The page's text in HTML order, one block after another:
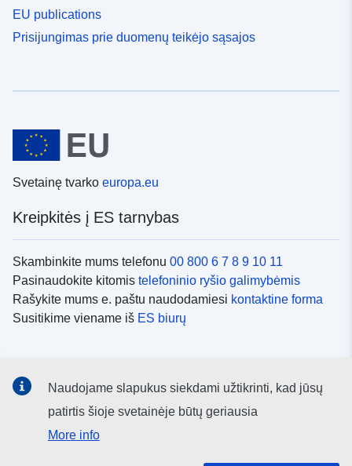
EU publications
Prisijungimas prie duomenų teikėjo sąsajos
Svetainę tvarko europa.eu
Kreipkitės į ES tarnybas
Skambinkite mums telefonu 00 800 6 7 8 9 10 11
Pasinaudokite kitomis telefoninio ryšio galimybėmis
Rašykite mums e. paštu naudodamiesi kontaktine forma
Susitikime viename iš ES biurų
socialinių tinklų kanalai
Naudojame slapukus siekdami užtikrinti, kad jūsų
patirtis šioje svetainėje būtų geriausia
More info